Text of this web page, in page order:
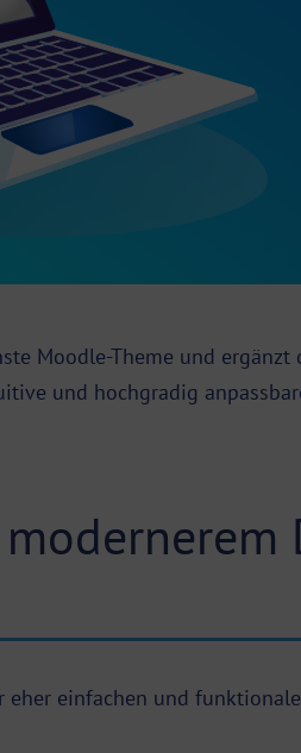
Moodle-Theme und ergänzt
und hochgradig
eher einfachen und